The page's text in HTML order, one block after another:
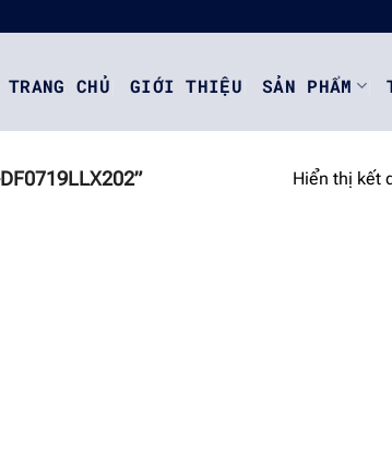
TRANG CHỦ GIỚI THIỆU SẢN PHẨM
Hiển thị kết